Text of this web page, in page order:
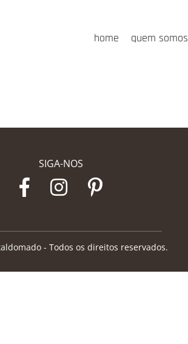
home quem somos
SIGA-NOS
- Todos os direitos reservados.